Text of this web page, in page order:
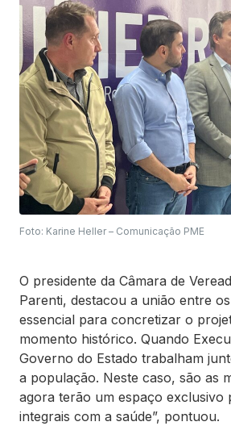
Foto: Karine Heller – Comunicação PME
O presidente da Câmara de
Parenti, destacou a união entre
essencial para concretizar o
momento histórico. Quando
Governo do Estado trabalham
a população. Neste caso, são as
agora terão um espaço exclusivo
integrais com a saúde”, pontuou.